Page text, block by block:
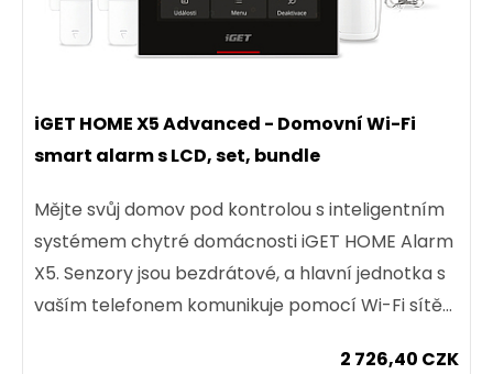
iGET HOME X5 Advanced - Domovní Wi-Fi
smart alarm s LCD, set, bundle
Mějte svůj domov pod kontrolou s inteligentním
systémem chytré domácnosti iGET HOME Alarm
X5. Senzory jsou bezdrátové, a hlavní jednotka s
vaším telefonem komunikuje pomocí Wi-Fi sítě
2 726,40 CZK